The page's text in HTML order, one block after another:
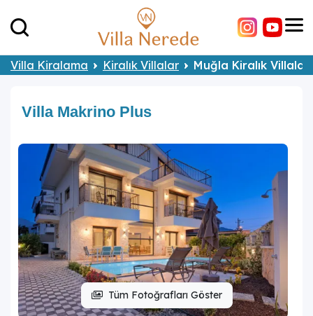
Villa Kiralama Kiralık Villalar Muğla Kiralık Villalar
Villa Makrino Plus
Tüm Fotoğrafları Göster